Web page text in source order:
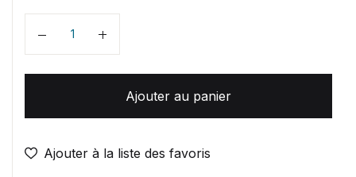
Quantité
Ajouter au panier
Ajouter à la liste des favoris